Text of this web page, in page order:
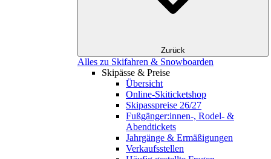
Zurück
Alles zu Skifahren & Snowboarden
Skipässe & Preise
Übersicht
Online-Skiticketshop
Skipasspreise 26/27
Fußgänger:innen-, Rodel- &
Abendtickets
Jahrgänge & Ermäßigungen
Verkaufsstellen